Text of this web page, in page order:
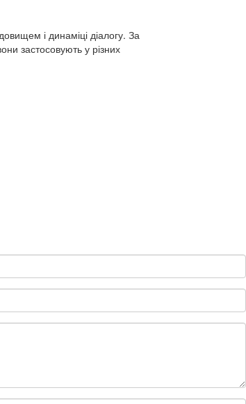
і динаміці діалогу. За
застосовують у різних